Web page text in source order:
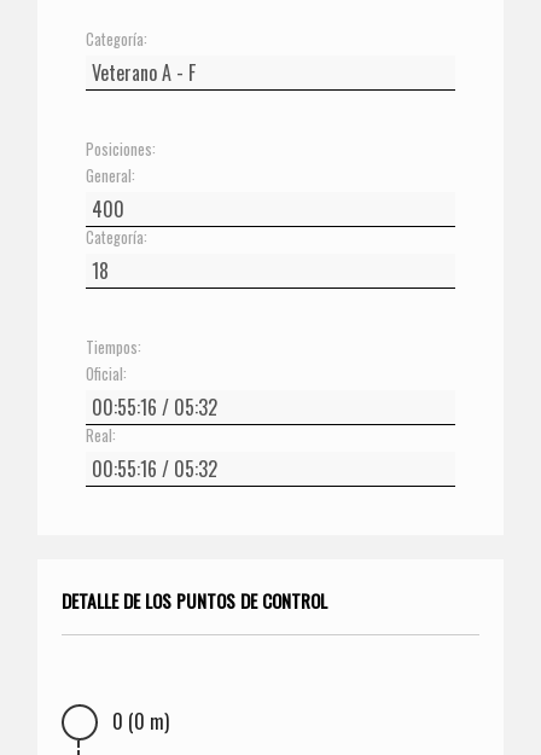
Categoría:
Posiciones:
General:
Categoría:
Tiempos:
Oficial:
Real:
DETALLE DE LOS PUNTOS DE CONTROL
0 (0 m)